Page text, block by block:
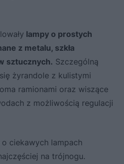
lampy o prostych
z metalu, szkła
sztucznych. Szczególną
żyrandole z kulistymi
ramionami oraz wiszące
z możliwością regulacji
ciekawych lampach
na trójnogu.